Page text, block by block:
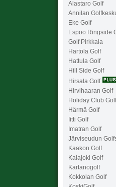
Alastaro Golf
Annilan
Eke Golf
Espoo Ringside
Golf Pirkkala
Hartola Golf
Hattula Golf
Hill Side Golf
Hirsala Golf
Hirvihaaran Golf
Holiday Club
Härmä Golf
Iitti Golf
Imatran Golf
Järviseudun
Kaakon Golf
Kalajoki Golf
Kartanogolf
Kokkolan Golf